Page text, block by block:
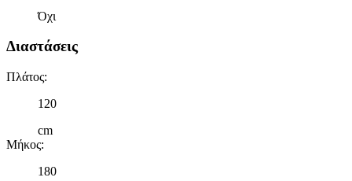
Όχι
Διαστάσεις
Πλάτος:
120
cm
Μήκος:
180